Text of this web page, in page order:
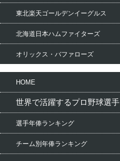
東北楽天ゴールデンイーグルス
北海道日本ハムファイターズ
オリックス・バファローズ
HOME
世界で活躍するプロ野球選手
選手年俸ランキング
チーム別年俸ランキング